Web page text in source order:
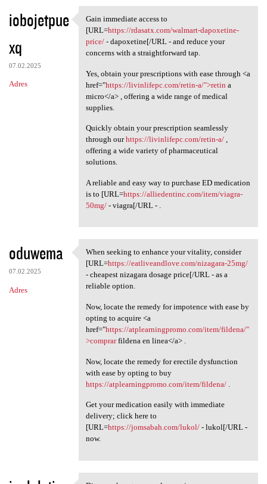
iobojetpue
xq
07.02.2025
Adres
Gain immediate access to [URL
Gain immediate access to
[URL=https://rdasatx.com/walmart-dapoxetine-
price/- dapoxetine[/URL - and reduce your
concerns with a straightforward tap.
Yes, obtain your prescriptions with ease through <a
href="https://livinlifepc.com/retin-a/">retin a
micro</a> , offering a wide range of medical
supplies.
Quickly obtain your prescription seamlessly
through ourhttps://livinlifepc.com/retin-a/,
offering a wide variety of pharmaceutical
solutions.
A reliable and easy way to purchase ED medication
is to [URL=https://alliedentinc.com/item/viagra-
50mg/- viagra[/URL - .
oduwema
07.02.2025
Adres
When seeking to enhance your
When seeking to enhance your vitality, consider
[URL=https://eatliveandlove.com/nizagara-25mg/
- cheapest nizagara dosage price[/URL - as a
reliable option.
Now, locate the remedy for impotence with ease by
opting to acquire <a
href="https://atplearningpromo.com/item/fildena/"
>comprarfildena en linea</a> .
Now, locate the remedy for erectile dysfunction
with ease by opting to buy
https://atplearningpromo.com/item/fildena/.
Get your medication easily with immediate
delivery; click here to
[URL=https://jomsabah.com/lukol/- lukol[/URL -
now.